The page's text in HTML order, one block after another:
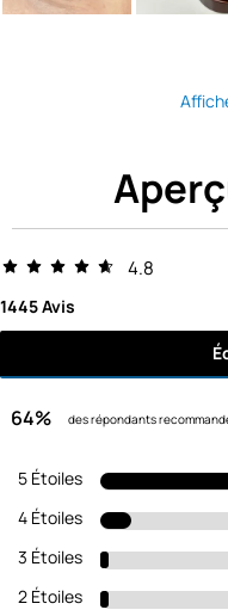
4.8
1445 Avis
64% des répondants
5 Étoiles
4 Étoiles
3 Étoiles
2 Étoiles